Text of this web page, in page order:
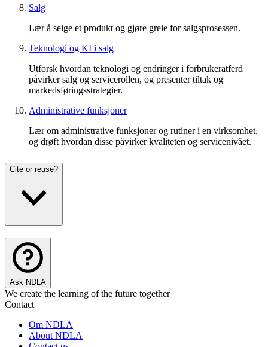
Salg
Lær å selge et produkt og gjøre greie for salgsprosessen.
Teknologi og KI i salg
Utforsk hvordan teknologi og endringer i forbrukeratferd
påvirker salg og servicerollen, og presenter tiltak og
markedsføringsstrategier.
Administrative funksjoner
Lær om administrative funksjoner og rutiner i en virksomhet,
og drøft hvordan disse påvirker kvaliteten og servicenivået.
Cite or reuse?
Ask NDLA
We create the learning of the future together
Contact
Om NDLA
About NDLA